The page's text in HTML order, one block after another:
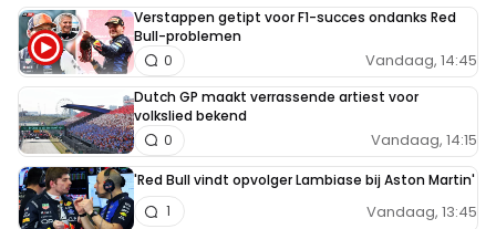
Ep
27 juni 15:22
Als het enkel geel was en de data zegt dat hij
voldoende gelift heeft, dan is het oke. Dubbel geel
werd pas later toegepast… wat dan wel weer raar is,
want waarom niet meteen?
Verstappen getipt voor F1-succes ondanks Red
Bull-problemen
Vandaag, 14:45
0
Dutch GP maakt verrassende artiest voor
volkslied bekend
Vandaag, 14:15
0
'Red Bull vindt opvolger Lambiase bij Aston Martin'
Vandaag, 13:45
1